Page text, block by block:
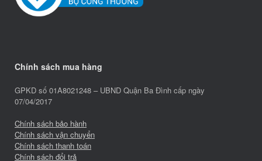
Chính sách mua hàng
GPKD số 01A8021248 – UBND Quận Ba Đình cấp ngày
07/04/2017
Chính sách bảo hành
Chính sách vận chuyển
Chính sách thanh toán
Chính sách đổi trả